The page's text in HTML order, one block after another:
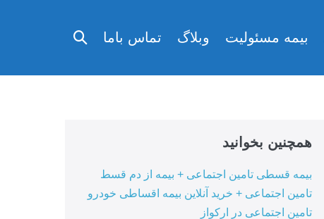
بیمه مسئولیت وبلاگ تماس باما
تغییر
همچنین بخوانید
بیمه قسطی تامین اجتماعی + بیمه از دم قسط
تامین اجتماعی + خرید آنلاین بیمه اقساطی خودرو
تامین اجتماعی در ارکواز